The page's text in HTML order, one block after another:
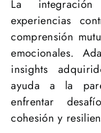
La
experiencias
comprensión
emocionales.
insights
ayuda a la
enfrentar
cohesión y